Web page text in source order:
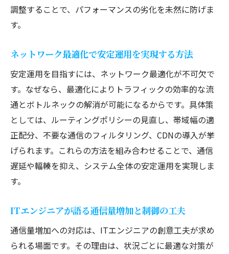
調整することで、パフォーマンスの劣化を未然に防げま
す。
ネットワーク最適化で安定運用を実現する方法
安定運用を目指すには、ネットワーク最適化が不可欠で
す。なぜなら、最適化によりトラフィックの効率的な流
通とボトルネックの解消が可能になるからです。具体策
としては、ルーティングポリシーの見直し、帯域幅の適
正配分、不要な通信のフィルタリング、CDNの導入が挙
げられます。これらの方法を組み合わせることで、通信
遅延や輻輳を抑え、システム全体の安定運用を実現しま
す。
ITエンジニアが語る通信量増加と制御の工夫
通信量増加への対応は、ITエンジニアの創意工夫が求め
られる場面です。その理由は、状況ごとに最適な対策が